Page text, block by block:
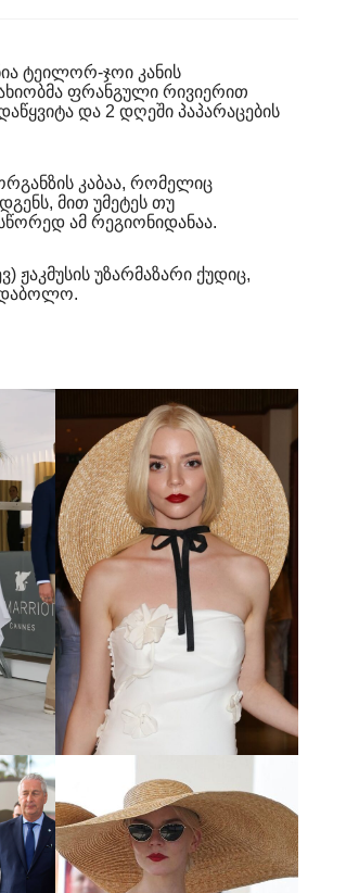
ტეილორ-ჯოი კანის
ფრანგული რივიერით
და 2 დღეში პაპარაცების
კაბაა, რომელიც
მით უმეტეს თუ
ამ რეგიონიდანაა.
ჟაკმუსის უზარმაზარი ქუდიც,